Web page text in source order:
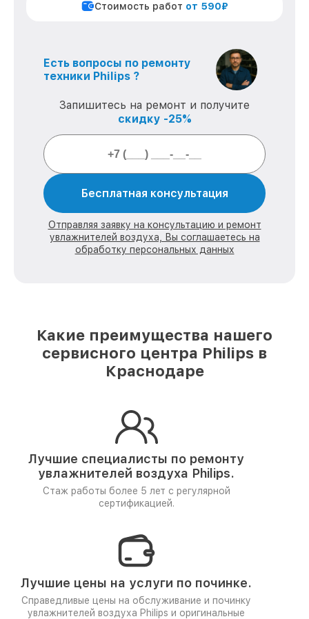
Стоимость работ от 590₽
Есть вопросы по ремонту
техники Philips ?
Запишитесь на ремонт и получите
скидку -25%
Бесплатная консультация
Отправляя заявку на консультацию и ремонт
увлажнителей воздуха, Вы соглашаетесь на
обработку персональных данных
Какие преимущества нашего
сервисного центра Philips в
Краснодаре
Лучшие специалисты по ремонту
увлажнителей воздуха Philips.
Стаж работы более 5 лет с регулярной
сертификацией.
Лучшие цены на услуги по починке.
Справедливые цены на обслуживание и починку
увлажнителей воздуха Philips и оригинальные